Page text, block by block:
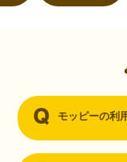
（30代・男
ーを知りました。ク
るならと無料登録し
モッピーの利